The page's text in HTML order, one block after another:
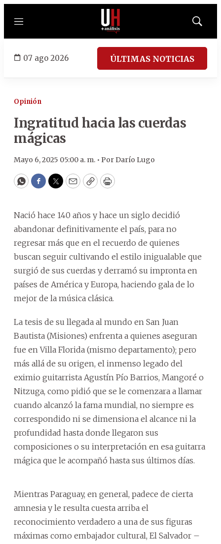
Menú
Mostrar
07 ago 2026 ÚLTIMAS NOTICIAS
Opinión
Ingratitud hacia las cuerdas
mágicas
Mayo 6, 2025 05:00 a. m. • PorDarío Lugo
WhatsApp
Facebook
Twitter
EmailCopyPrint
Nació hace 140 años y hace un siglo decidió
abandonar definitivamente el país, para no
regresar más que en el recuerdo de quienes
buscan seguir cultivando el estilo inigualable que
surgió de sus cuerdas y derramó su impronta en
países de América y Europa, haciendo gala de lo
mejor de la música clásica.
La tesis de su llegada al mundo en San Juan
Bautista (Misiones) enfrenta a quienes aseguran
fue en Villa Florida (mismo departamento); pero
más allá de su origen, el inmenso legado del
eximio guitarrista Agustín Pío Barrios, Mangoré o
Nitzuga, como pidió que se le comenzara a llamar
cuando alcanzó la fama mundial, no siempre es
correspondido ni se dimensiona el alcance ni la
profundidad hasta donde llegaron sus
composiciones o su interpretación en esa guitarra
mágica que le acompañó hasta sus últimos días.
Mientras Paraguay, en general, padece de cierta
amnesia y le resulta cuesta arriba el
reconocimiento verdadero a una de sus figuras
máximas como embajador cultural, El Salvador –